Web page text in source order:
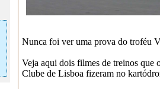
Nunca foi ver uma prova do troféu
Veja aqui dois filmes de treinos que
Clube de Lisboa fizeram no